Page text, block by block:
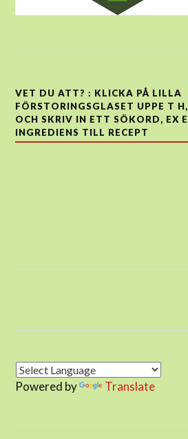
VET DU ATT? : KLICKA PÅ LILLA
FÖRSTORINGSGLASET UPPE T
OCH SKRIV IN ETT SÖKORD, EX
INGREDIENS TILL RECEPT
Powered by Translate